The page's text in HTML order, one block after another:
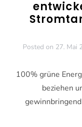
Posted on 27. Mai
100% grüne
beziehen